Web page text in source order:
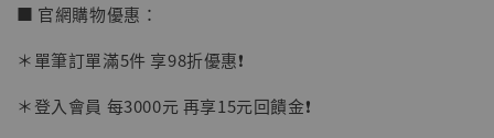
■ 官網購物優惠：
＊單筆訂單滿5件 享98折優惠❗️
＊登入會員 每3000元 再享15元回饋金❗️